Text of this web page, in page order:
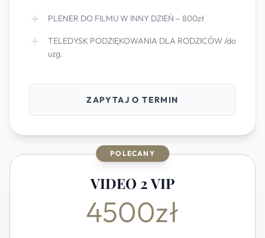
PLENER DO FILMU W INNY DZIEŃ – 800zł
TELEDYSK PODZIĘKOWANIA DLA RODZICÓW /do
uzg.
ZAPYTAJ O TERMIN
POLECANY
VIDEO 2 VIP
4500zł